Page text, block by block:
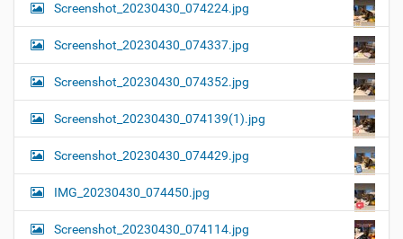
Screenshot_20230430_074224.jpg
Screenshot_20230430_074337.jpg
Screenshot_20230430_074352.jpg
Screenshot_20230430_074139(1).jpg
Screenshot_20230430_074429.jpg
IMG_20230430_074450.jpg
Screenshot_20230430_074114.jpg